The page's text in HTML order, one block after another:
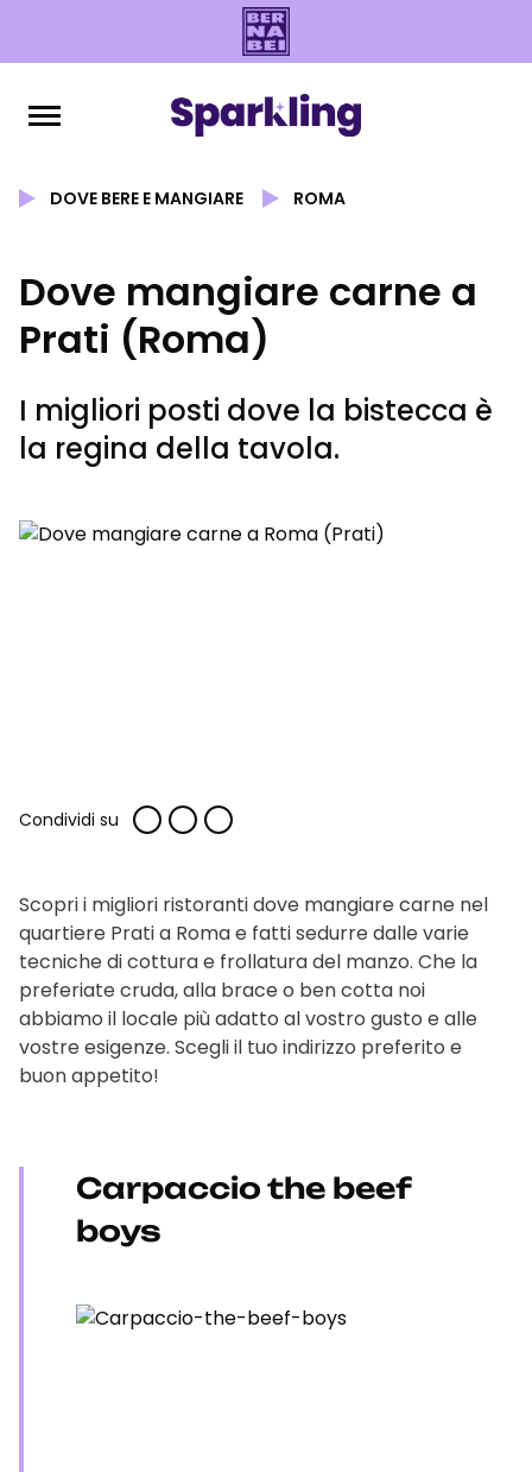
DOVE BERE E MANGIARE ROMA
Dove mangiare carne a
Prati (Roma)
I migliori posti dove la bistecca è
la regina della tavola.
Condividi su
Scopri i migliori ristoranti dove mangiare carne nel
quartiere Prati a Roma e fatti sedurre dalle varie
tecniche di cottura e frollatura del manzo. Che la
preferiate cruda, alla brace o ben cotta noi
abbiamo il locale più adatto al vostro gusto e alle
vostre esigenze. Scegli il tuo indirizzo preferito e
buon appetito!
Carpaccio the beef
boys